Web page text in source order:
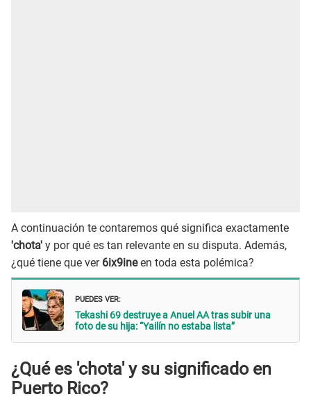
A continuación te contaremos qué significa exactamente
'chota' y por qué es tan relevante en su disputa. Además,
¿qué tiene que ver 6ix9ineen toda esta polémica?
PUEDES VER:
Tekashi 69 destruye a Anuel AA tras subir una
foto de su hija: “Yailín no estaba lista”
¿Qué es 'chota' y su significado en
Puerto Rico?